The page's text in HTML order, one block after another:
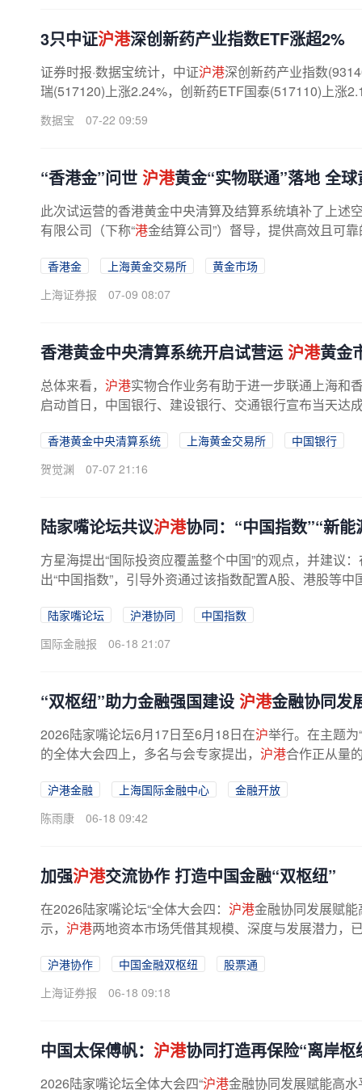
3只中证沪港深创新药产业指数ETF涨超2%
证券时报·数据宝统计，中证沪港深创新药产业指数
瑞(517120)上涨2.24%，创新药ETF国泰(517110)上涨
数据宝 07-22 09:59
“香港金”问世 沪港黄金“实物联通”落地 全
此次试运营的香港黄金中央清算及结算系统填补了上
有限公司（下称“港金结算公司”）督导，提供高效且可
香港金 上海黄金交易所
黄金市场
上海证券报
07-09 08:07
香港黄金中央清算系统开启试营运沪港黄金
总体来看， 沪港实物合作业务有助于进一步联通上海和
启动首日，中国银行、建设银行、交通银行宣布当天达
香港黄金中央清算系统 上海黄金交易所
中国银行
贺觉渊
07-07 21:16
陆家嘴论坛共议沪港协同：“中国指数”“新
方星海提出“国际投资应覆盖整个中国”的观点，并建议
出“中国指数”，引导外资通过该指数配置A股、港股等
陆家嘴论坛 沪港协同
中国指数
国际金融报
06-18 21:07
“双枢纽”助力金融强国建设沪港金融协同发
2026陆家嘴论坛6月17日至6月18日在沪举行。在主题为“
的全体大会四上，多名与会专家提出， 沪港合作正从量
沪港金融 上海国际金融中心
金融开放
陈雨康
06-18 09:42
加强沪港交流协作 打造中国金融“双枢纽”
在2026陆家嘴论坛“全体大会四： 沪港金融协同发展赋
示， 沪港两地资本市场凭借其规模、深度与发展潜力，
沪港协作 中国金融双枢纽
股票通
上海证券报
06-18 09:18
中国太保傅帆： 沪港协同打造再保险“离岸
2026陆家嘴论坛全体大会四“沪港金融协同发展赋能高